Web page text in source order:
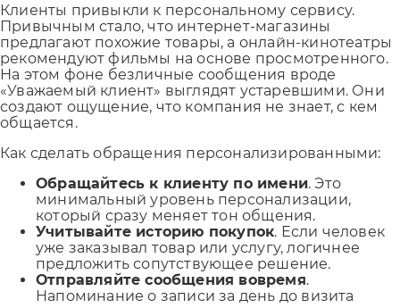
Клиенты привыкли к персональному сервису.
Привычным стало, что интернет-магазины
предлагают похожие товары, а онлайн-кинотеатры
рекомендуют фильмы на основе просмотренного.
На этом фоне безличные сообщения вроде
«Уважаемый клиент» выглядят устаревшими. Они
создают ощущение, что компания не знает, с кем
общается.
Как сделать обращения персонализированными:
Обращайтесь к клиенту по имени. Это
минимальный уровень персонализации,
который сразу меняет тон общения.
Учитывайте историю покупок. Если человек
уже заказывал товар или услугу, логичнее
предложить сопутствующее решение.
Отправляйте сообщения вовремя.
Напоминание о записи за день до визита